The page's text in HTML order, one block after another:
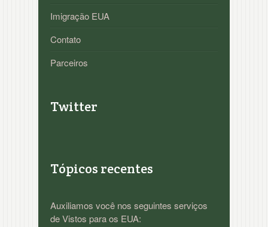
Imigração EUA
Contato
Parceiros
Twitter
Tópicos recentes
Auxiliamos você nos seguintes serviços
de Vistos para os EUA: